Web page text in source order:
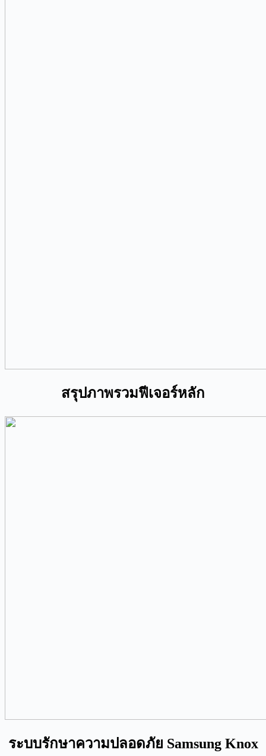
สรุปภาพรวมฟีเจอร์หลัก
ระบบรักษาความปลอดภัย Samsung Knox